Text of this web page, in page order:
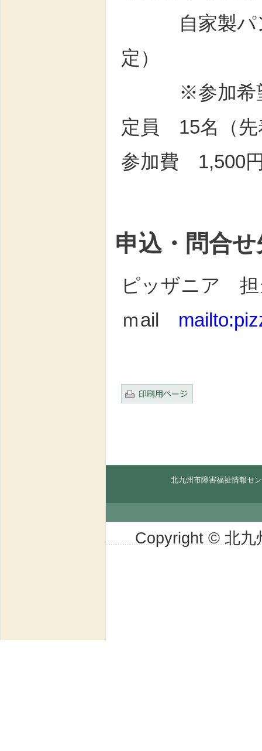
自家製パン
定）
※参加希望
定員 15名（
参加費 1,500
申込・問合
ピッザニア
ｍail mailto:
北九州市障害福祉情報セ
Copyright © 北九